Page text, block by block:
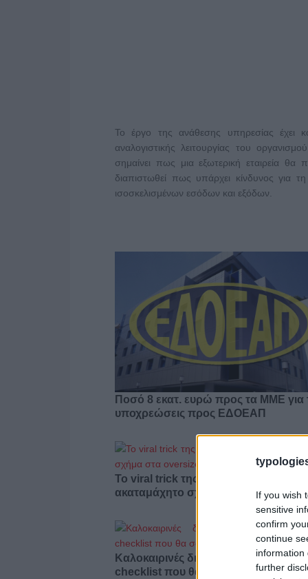
If you wish
sensitive
confirm
continue
information
further
Το έργο της ανάθεσης υπηρεσίας έχει
αναλογιστικής λειτουργίας του
σημαίνει πως μια εξωτερική εταιρεία θα
διαπιστωθεί πως υπάρχει κίνδυνος για
ισοσκελισμένων εσόδων και εξόδων.
Ποσό 8 εκατ. ευρώ προς τα ΜΜΕ για
υποχρεώσεις προς ΕΔΟΕΑΠ
Το viral trick της Gen Z που δίνει
ακαταμάχητο σχήμα στα oversized
Καλοκαιρινές διακοπές με
checklist που θα σου λύσει τα χέρια